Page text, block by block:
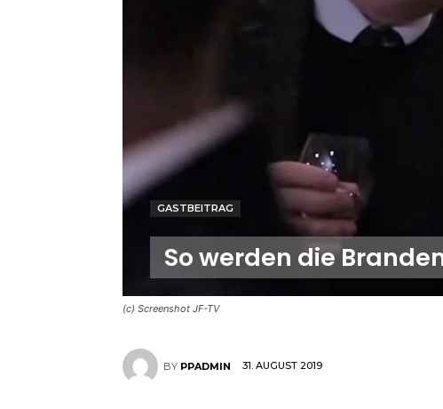
(c) Screenshot JF-TV
GASTBEITRAG
So werden die
BY PPADMIN 31. AUGUST 2019